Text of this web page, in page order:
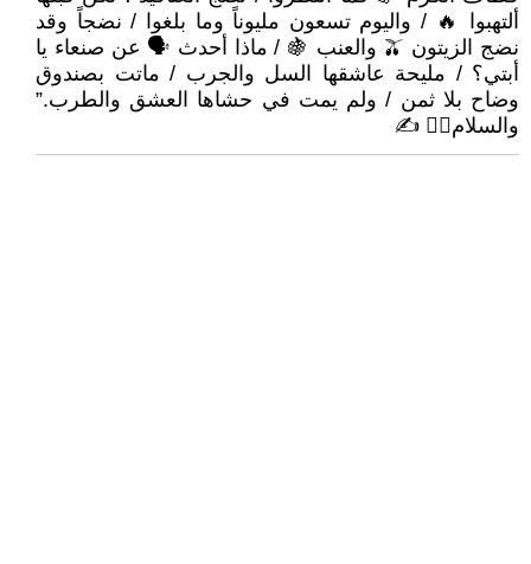
ألتهبوا 🔥 / واليوم تسعون مليوناً وما بلغوا / نضجاً وقد
نضج الزيتون 🫒 والعنب 🍇 / ماذا أحدث 🗣 عن صنعاء يا
أبتي؟ / مليحة عاشقها السل والجرب / ماتت بصندوق
وضاح بلا ثمن / ولم يمت في حشاها العشق والطرب.”
والسلام🙋‍♂ ✍